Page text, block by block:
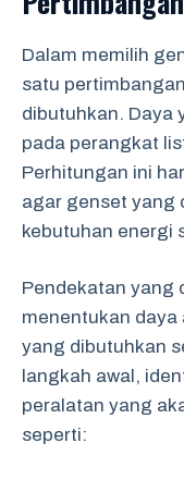
Dalam memilih
satu
dibutuhkan. Daya
pada perangkat
Perhitungan ini
agar genset yang
kebutuhan energi
Pendekatan yang
menentukan
yang dibutuhkan
langkah awal,
peralatan yang
seperti: